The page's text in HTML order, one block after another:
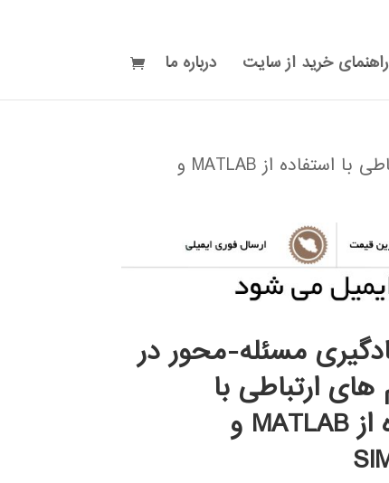
راهنمای خرید از سایت درباره ما
/ کتاب یادگیری مسئله-محور در سیستم های ارتباطی با استفاده از MATLAB و
مسئله-محور در
ارتباطی با
استفاده از MATLAB و